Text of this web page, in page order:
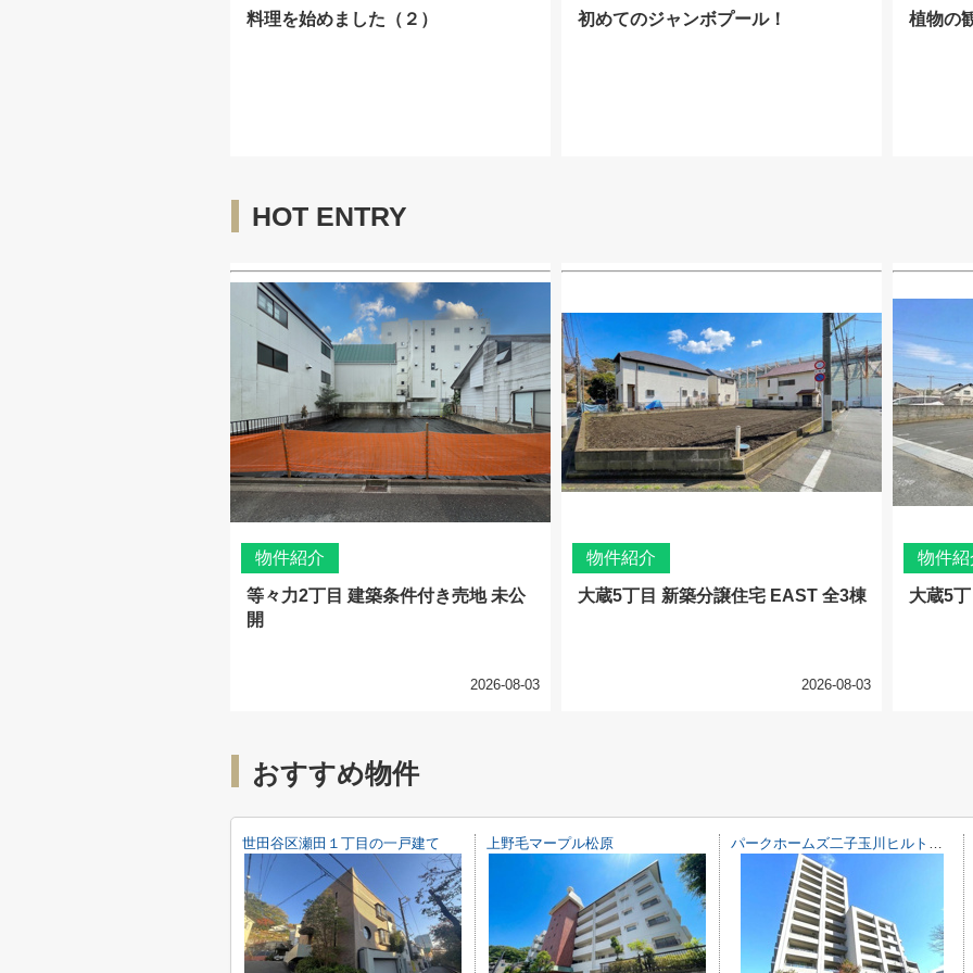
料理を始めました（２） 初めてのジャンボプール！ 植物の
HOT ENTRY
物件紹介
等々力2丁目 建築条件付き売地 未公
開
2026-08-03
物件紹介
大蔵5丁目 新築分譲住宅 EAST 全3棟
2026-08-03
物件紹
大蔵5
おすすめ物件
世田谷区瀬田１丁目の一戸建て 上野毛マープル松原 パークホームズ二子玉川ヒルトップ